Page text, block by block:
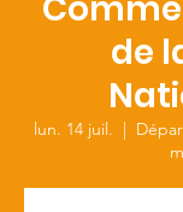
de
lun. 14 juil.
  |